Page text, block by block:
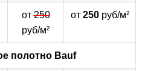
от250
руб/м²
от 250руб/м²
полотно Bauf